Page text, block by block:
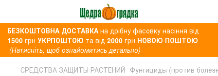
БЕЗКОШТОВНА ДОСТАВКАна дрібну фасовку насіння від
1500 грн УКРПОШТОЮ та від 2000 грн НОВОЮ ПОШТОЮ
(Натисніть, щоб ознайомитись детально)
СРЕДСТВА ЗАЩИТЫ РАСТЕНИЙ Фунгициды (против